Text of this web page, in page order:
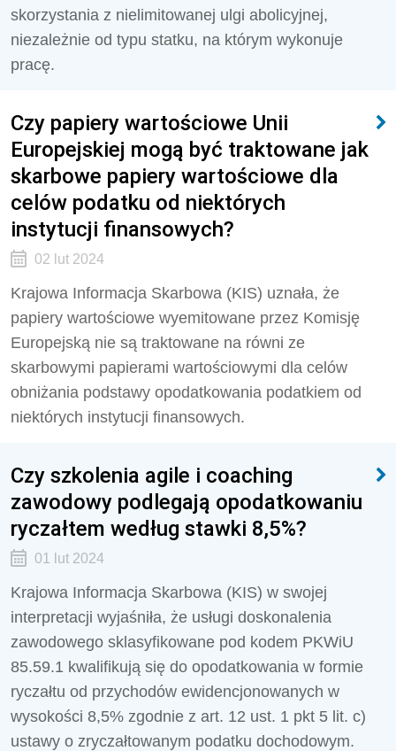
skorzystania z nielimitowanej ulgi abolicyjnej,
niezależnie od typu statku, na którym wykonuje
pracę.
Czy papiery wartościowe Unii
Europejskiej mogą być traktowane jak
skarbowe papiery wartościowe dla
celów podatku od niektórych
instytucji finansowych?
02 lut 2024
Krajowa Informacja Skarbowa (KIS) uznała, że
papiery wartościowe wyemitowane przez Komisję
Europejską nie są traktowane na równi ze
skarbowymi papierami wartościowymi dla celów
obniżania podstawy opodatkowania podatkiem od
niektórych instytucji finansowych.
Czy szkolenia agile i coaching
zawodowy podlegają opodatkowaniu
ryczałtem według stawki 8,5%?
01 lut 2024
Krajowa Informacja Skarbowa (KIS) w swojej
interpretacji wyjaśniła, że usługi doskonalenia
zawodowego sklasyfikowane pod kodem PKWiU
85.59.1 kwalifikują się do opodatkowania w formie
ryczałtu od przychodów ewidencjonowanych w
wysokości 8,5% zgodnie z art. 12 ust. 1 pkt 5 lit. c)
ustawy o zryczałtowanym podatku dochodowym.